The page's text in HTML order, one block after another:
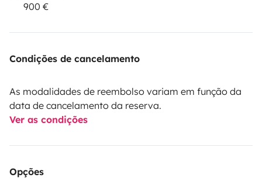
900 €
Condições de cancelamento
As modalidades de reembolso variam em função da
data de cancelamento da reserva.
Ver as condições
Opções